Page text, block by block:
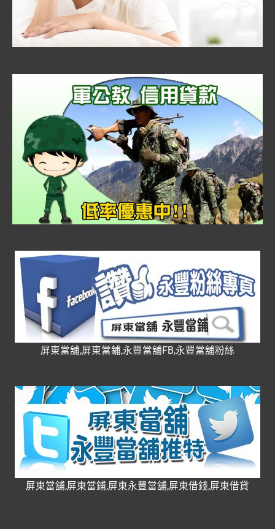
屏東當舖,屏東當鋪,永豐當舖FB,永豐當舖粉絲
屏東當舖,屏東當鋪,屏東永豐當舖,屏東借錢,屏東借貸